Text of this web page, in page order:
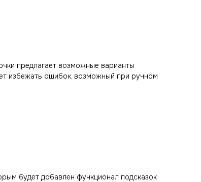
предлагает возможные варианты
избежать ошибок, возможный при ручном
будет добавлен функционал подсказок